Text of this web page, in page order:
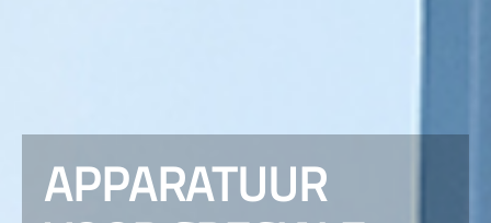
APPARATUUR